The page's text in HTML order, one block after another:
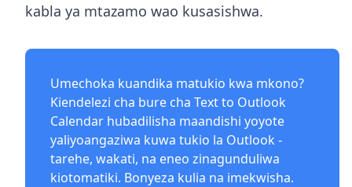
kabla ya mtazamo wao kusasishwa.
Umechoka kuandika matukio kwa mkono?
Kiendelezi cha bure cha Text to Outlook
Calendar hubadilisha maandishi yoyote
yaliyoangaziwa kuwa tukio la Outlook -
tarehe, wakati, na eneo zinagunduliwa
kiotomatiki. Bonyeza kulia na imekwisha.